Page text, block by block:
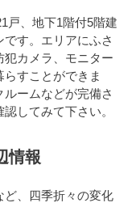
戸、地下1階付5階建
す。エリアにふさ
カメラ、モニター
すことができま
ームなどが完備さ
してみて下さい。
情報
ど、四季折々の変化